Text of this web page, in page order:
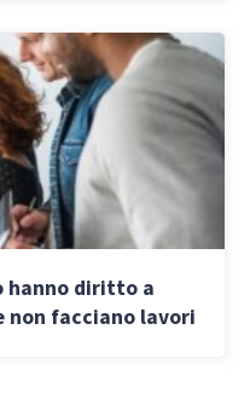
hanno diritto a
non facciano lavori